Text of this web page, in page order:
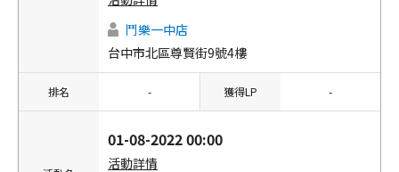
鬥樂一中店
台中市北區尊賢街9號4樓
排名 - 獲得LP -
01-08-2022 00:00
活動詳情